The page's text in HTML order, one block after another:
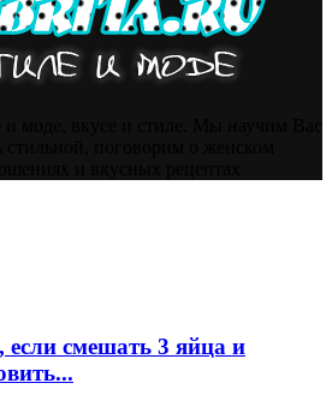
если смешать 3 яйца и